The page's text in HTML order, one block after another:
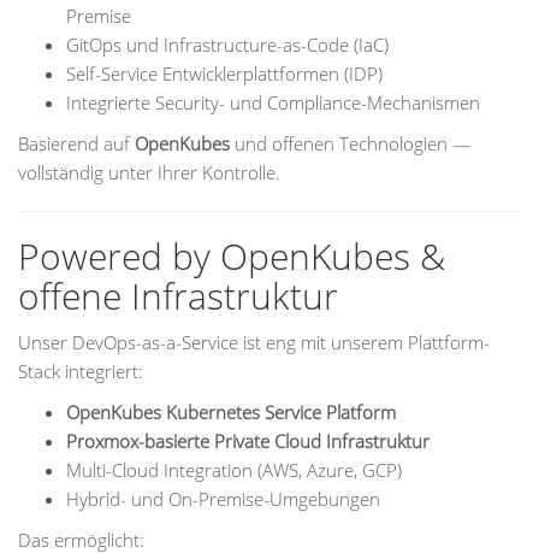
Premise
GitOps und Infrastructure-as-Code (IaC)
Self-Service Entwicklerplattformen (IDP)
Integrierte Security- und Compliance-Mechanismen
Basierend auf OpenKubes und offenen Technologien —
vollständig unter Ihrer Kontrolle.
Powered by OpenKubes &
offene Infrastruktur
Unser DevOps-as-a-Service ist eng mit unserem Plattform-
Stack integriert:
OpenKubes Kubernetes Service Platform
Proxmox-basierte Private Cloud Infrastruktur
Multi-Cloud Integration (AWS, Azure, GCP)
Hybrid- und On-Premise-Umgebungen
Das ermöglicht: